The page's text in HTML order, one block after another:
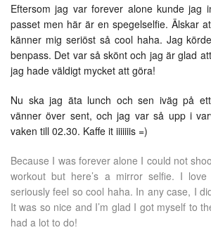
Eftersom jag var forever alone kunde jag
passet men här är en spegelselfie. Älskar
känner mig seriöst så cool haha. Jag
benpass. Det var så skönt och jag är glad
jag hade väldigt mycket att göra!
Nu ska jag äta lunch och sen iväg på
vänner över sent, och jag var så upp i
vaken till 02.30. Kaffe it iiiiiiis =)
Because I was forever alone I could not
workout but here’s a mirror selfie. I
seriously feel so cool haha. In any case, I
It was so nice and I’m glad I got myself to
had a lot to do!